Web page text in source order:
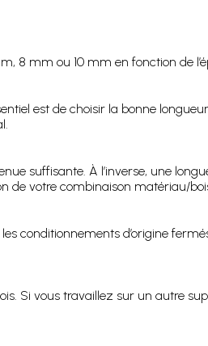
8 mm ou 10 mm en fonction de
est de choisir la bonne
suffisante. À l’inverse, une
de votre combinaison matériau/
conditionnements d’origine
Si vous travaillez sur un autre